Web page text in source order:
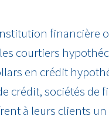
financière
courtiers
en crédit
crédit, sociétés
à leurs clients